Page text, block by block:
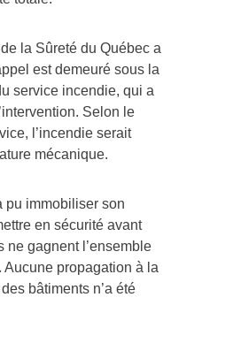
la Sûreté du Québec a
est demeuré sous la
service incendie, qui a
Selon le
l’incendie serait
mécanique.
immobiliser son
en sécurité avant
ne gagnent l’ensemble
Aucune propagation à la
bâtiments n’a été